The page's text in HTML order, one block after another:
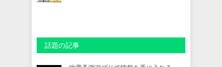
話題の記事